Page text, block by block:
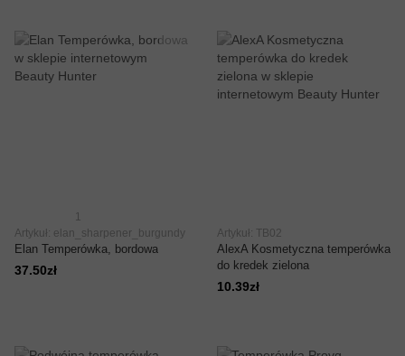
1
Artykuł: elan_sharpener_burgundy
Elan Temperówka, bordowa
37.50zł
Artykuł: TB02
AlexA Kosmetyczna temperówka
do kredek zielona
10.39zł